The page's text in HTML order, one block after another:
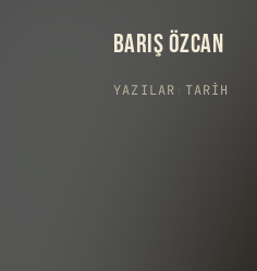
BARIŞ ÖZCAN
YAZILAR TARIH